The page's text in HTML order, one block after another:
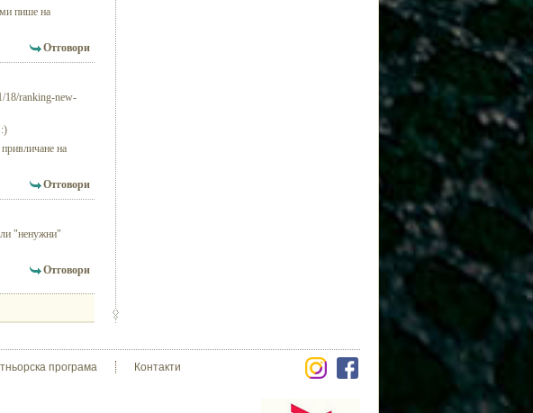
пише на
Отговори
18/ranking-new-
на
Отговори
"ненужни"
Отговори
програма Контакти